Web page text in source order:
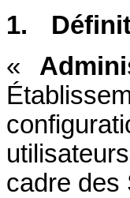
1.
«
cadre des